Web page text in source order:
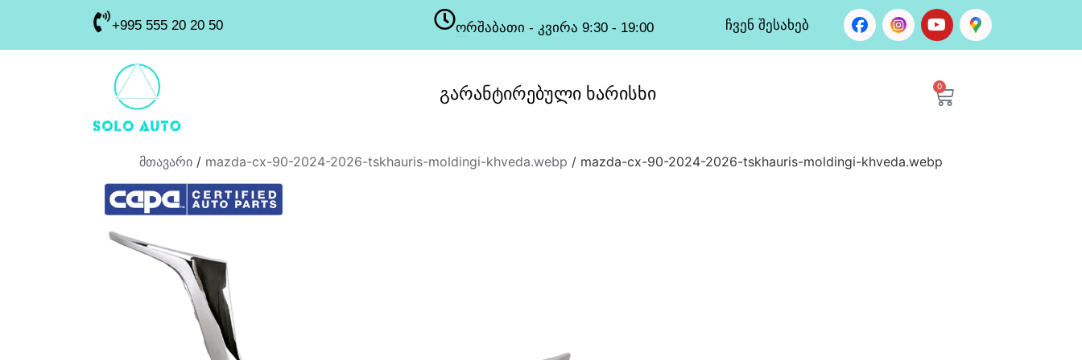
+995 555 20 20 50 ორშაბათი - კვირა 9:30 - 19:00 ჩვენ შესახებ
გარანტირებული ხარისხი 0
მთავარი / mazda-cx-90-2024-2026-tskhauris-moldingi-khveda.webp / mazda-cx-90-2024-2026-tskhauris-moldingi-khveda.webp